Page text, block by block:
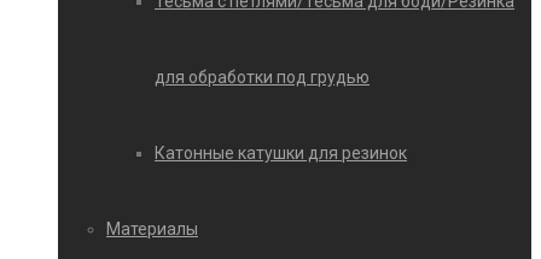
для обработки под грудью
Катонные катушки для резинок
Материалы